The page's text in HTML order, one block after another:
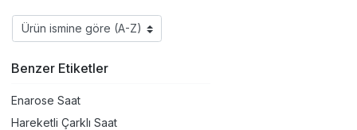
Benzer Etiketler
Enarose Saat
Hareketli Çarklı Saat